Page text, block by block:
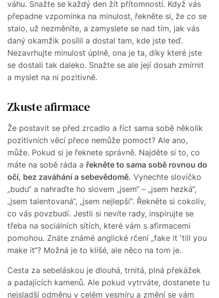
váhu. Snažte se každý den žít přítomností. Když vás
přepadne vzpomínka na minulost, řekněte si, že co se
stalo, už nezměníte, a zamyslete se nad tím, jak vás
daný okamžik posílil a dostal tam, kde jste teď.
Nezavrhujte minulost úplně, ona je ta, díky které jste
se dostali tak daleko. Snažte se ale její dosah zmírnit
a myslet na ni pozitivně.
Zkuste afirmace
Že postavit se před zrcadlo a říct sama sobě několik
pozitivních věcí přece nemůže pomoct? Ale ano,
může. Pokud si je řeknete správně. Najděte si to, co
máte na sobě ráda a řekněte to sama sobě rovnou do
očí, bez zaváhání a sebevědomě. Vynechte slovíčko
„budu“ a nahraďte ho slovem „jsem“ – „jsem hezká“,
„jsem talentovaná“, „jsem nejlepší“. Řekněte si cokoliv,
co vás povzbudí. Jestli si nevíte rady, inspirujte se
třeba na sociálních sítích, které vám s afirmacemi
pomohou. Znáte známé anglické rčení „fake it 'till you
make it“? Možná je to klišé, ale něco na tom je.
Cesta za sebeláskou je dlouhá, trnitá, plná překážek
a padajících kamenů. Ale pokud vytrváte, dostanete tu
nejsladší odměnu v celém vesmíru a změní se vám